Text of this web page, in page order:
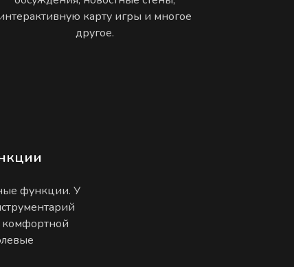
карту игры и многое
другое.
функции. У
комфортной